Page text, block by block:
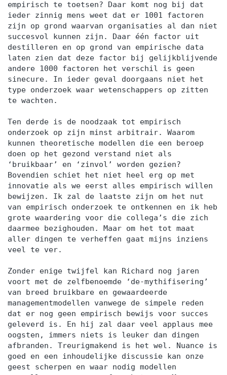
empirisch te toetsen? Daar komt nog bij dat
ieder zinnig mens weet dat er 1001 factoren
zijn op grond waarvan organisaties al dan niet
succesvol kunnen zijn. Daar één factor uit
destilleren en op grond van empirische data
laten zien dat deze factor bij gelijkblijvende
andere 1000 factoren het verschil is geen
sinecure. In ieder geval doorgaans niet het
type onderzoek waar wetenschappers op zitten
te wachten.
Ten derde is de noodzaak tot empirisch
onderzoek op zijn minst arbitrair. Waarom
kunnen theoretische modellen die een beroep
doen op het gezond verstand niet als
‘bruikbaar’ en ‘zinvol’ worden gezien?
Bovendien schiet het niet heel erg op met
innovatie als we eerst alles empirisch willen
bewijzen. Ik zal de laatste zijn om het nut
van empirisch onderzoek te ontkennen en ik heb
grote waardering voor die collega’s die zich
daarmee bezighouden. Maar om het tot maat
aller dingen te verheffen gaat mijns inziens
veel te ver.
Zonder enige twijfel kan Richard nog jaren
voort met de zelfbenoemde ‘de-mythifisering’
van breed bruikbare en gewaardeerde
managementmodellen vanwege de simpele reden
dat er nog geen empirisch bewijs voor succes
geleverd is. En hij zal daar veel applaus mee
oogsten, immers niets is leuker dan dingen
afbranden. Treurigmakend is het wel. Nuance is
goed en een inhoudelijke discussie kan onze
geest scherpen en waar nodig modellen